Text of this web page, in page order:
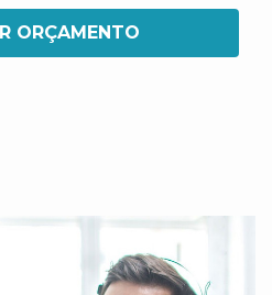
ORÇAMENTO